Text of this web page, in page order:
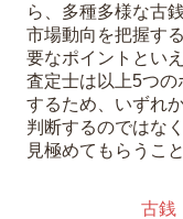
ら、多種多様な古
市場動向を把握す
要なポイントとい
査定士は以上5つ
するため、いずれ
判断するのではな
見極めてもらうこ
古銭